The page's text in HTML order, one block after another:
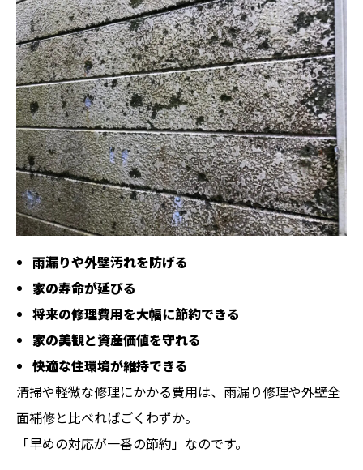
雨漏りや外壁汚れを防げる
家の寿命が延びる
将来の修理費用を大幅に節約できる
家の美観と資産価値を守れる
快適な住環境が維持できる
清掃や軽微な修理にかかる費用は、雨漏り修理や外壁全
面補修と比べればごくわずか。
「早めの対応が一番の節約」なのです。